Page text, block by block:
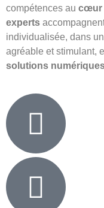
compétences au cœur
experts
individualisée, dans
agréable et stimulant,
solutions